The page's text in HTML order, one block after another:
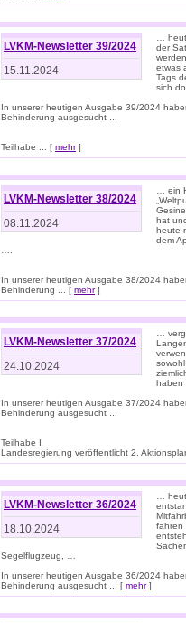
LVKM-Newsletter 39/2024
15.11.2024
…
der
etwas
Tags
sich
In unserer heutigen Ausgabe 39/2024
Behinderung ausgesucht ...
Teilhabe ... [ mehr]
LVKM-Newsletter 38/2024
08.11.2024
… ein
hat
heute
dem
In unserer heutigen Ausgabe 38/2024
Behinderung ... [ mehr]
LVKM-Newsletter 37/2024
24.10.2024
…
In unserer heutigen Ausgabe 37/2024
Behinderung ausgesucht ...
Teilhabe I
Landesregierung veröffentlicht 2.
LVKM-Newsletter 36/2024
18.10.2024
…
fahren
Segelflugzeug, …
In unserer heutigen Ausgabe 36/2024
Behinderung ausgesucht ... [ mehr]